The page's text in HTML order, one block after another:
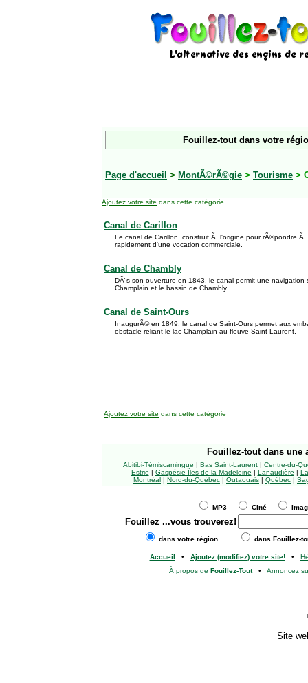
Fouillez-tout dans votre
Page d'accueil > MontÃ©rÃ©gie > Tourisme >
Ajoutez votre site dans cette catégorie
Canal de Carillon
Le canal de Carillon, construit Ã l'origine pour rÃ©pondre Ã
rapidement d'une vocation commerciale.
Canal de Chambly
DÃ¨s son ouverture en 1843, le canal permit une navigation
Champlain et le bassin de Chambly.
Canal de Saint-Ours
InaugurÃ© en 1849, le canal de Saint-Ours permet aux
obstacle reliant le lac Champlain au fleuve Saint-Laurent.
Ajoutez votre site dans cette catégorie
Fouillez-tout dans une
Abitibi-Témiscamingue | Bas Saint-Laurent| Centre-du-
Estrie | Gaspésie-Îles-de-la-Madeleine | Lanaudière |
Montréal | Nord-du-Québec | Outaouais | Québec |
MP3 Ciné
Fouillez ...vous trouverez!
dans votre région dans Fouillez-
Accueil • Ajoutez (modifiez) votre site!•
À propos de Fouillez-Tout• Annoncez
Site